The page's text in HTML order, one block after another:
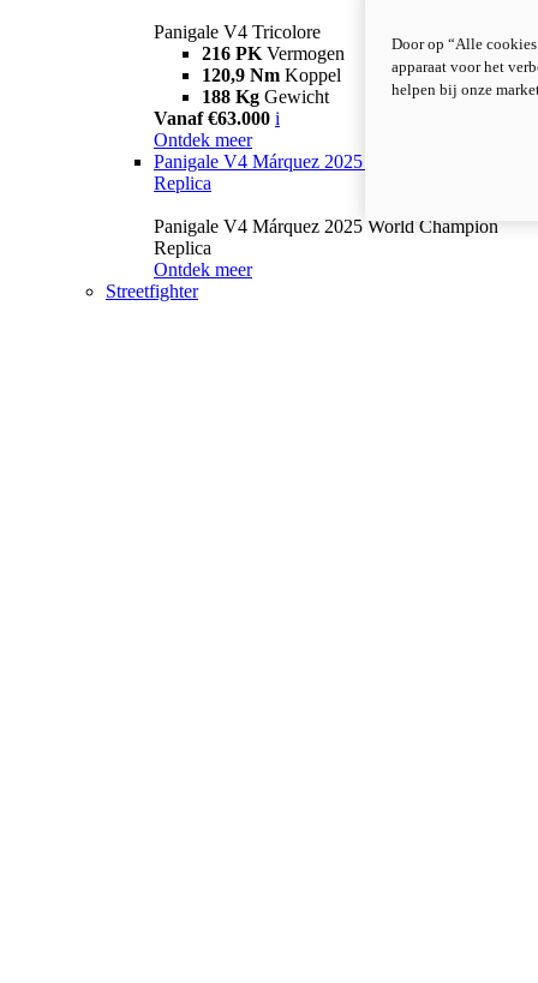
Panigale V4 Tricolore
216 PK Vermogen
120,9 Nm Koppel
188 Kg Gewicht
Vanaf €63.000 i
Ontdek meer
Panigale V4 Márquez 2025 World Champion
Replica
Panigale V4 Márquez 2025 World Champion
Replica
Ontdek meer
Streetfighter
Door op “Alle
apparaat voor het
helpen bij onze